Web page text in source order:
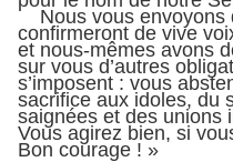
Nous vous envoyons
confirmeront de vive
et nous-mêmes avons
sur vous d’autres
s’imposent : vous
sacrifice aux idoles, du
saignées et des unions
Vous agirez bien, si
Bon courage ! »